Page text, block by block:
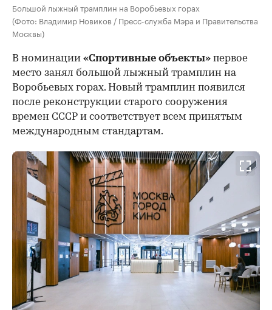
Большой лыжный трамплин на Воробьевых горах
(Фото: Владимир Новиков / Пресс-служба Мэра и Правительства
Москвы)
В номинации «Спортивные объекты» первое
место занял большой лыжный трамплин на
Воробьевых горах. Новый трамплин появился
после реконструкции старого сооружения
времен СССР и соответствует всем принятым
международным стандартам.